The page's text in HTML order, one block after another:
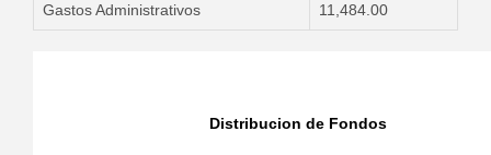
Gastos Administrativos 11,484.00
Distribucion de Fondos